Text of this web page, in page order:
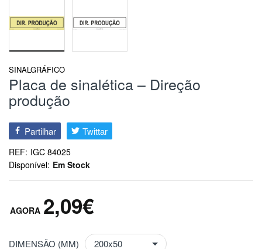
SINALGRÁFICO
Placa de sinalética – Direção
produção
Partilhar Twittar
REF: IGC 84025
Disponível: Em Stock
2,09€
DIMENSÃO (MM)